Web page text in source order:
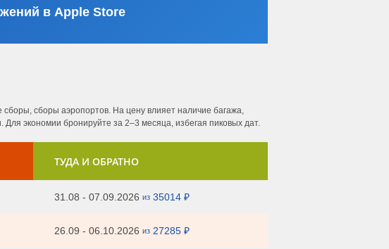
в Apple Store
сборы аэропортов. На цену влияет наличие багажа,
экономии бронируйте за 2–3 месяца, избегая пиковых дат.
ТУДА И ОБРАТНО
31.08 - 07.09.2026 из 35014 ₽
26.09 - 06.10.2026 из 27285 ₽